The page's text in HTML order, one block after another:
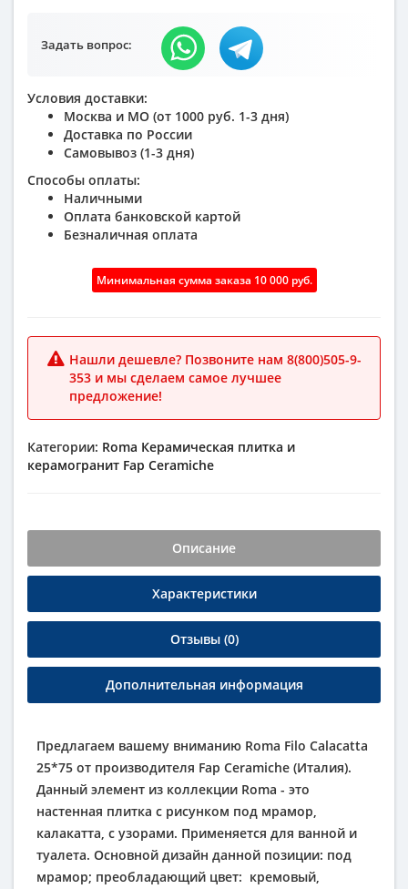
Задать вопрос:
Условия доставки:
Москва и МО (от 1000 руб. 1-3 дня)
Доставка по России
Самовывоз (1-3 дня)
Способы оплаты:
Наличными
Оплата банковской картой
Безналичная оплата
Минимальная сумма заказа 10 000 руб.
Нашли дешевле? Позвоните нам 8(800)505-9-
353 и мы сделаем самое лучшее
предложение!
Категории: Roma Керамическая плитка и
керамогранит Fap Ceramiche
Описание
Характеристики
Отзывы (0)
Дополнительная информация
Предлагаем вашему вниманию Roma Filo Calacatta
25*75 от производителя Fap Ceramiche (Италия).
Данный элемент из коллекции Roma - это
настенная плитка с рисунком под мрамор,
калакатта, с узорами. Применяется для ванной и
туалета. Основной дизайн данной позиции: под
мрамор; преобладающий цвет: кремовый,